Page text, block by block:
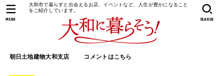
大和市で暮らすと出会えるお店、イベントなど、人生が豊かになること
をご紹介しています。
朝日土地建物大和支店 コメントはこちら
SEARCH
MENU